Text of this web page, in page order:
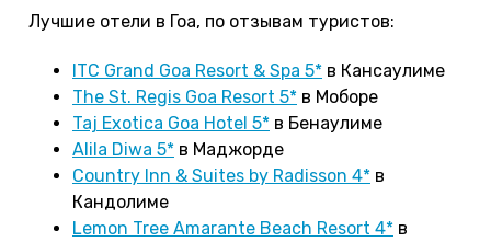
Лучшие отели в Гоа, по отзывам туристов:
ITC Grand Goa Resort & Spa 5* в Кансаулиме
The St. Regis Goa Resort 5* в Моборе
Taj Exotica Goa Hotel 5* в Бенаулиме
Alila Diwa 5* в Маджорде
Country Inn & Suites by Radisson 4* в
Кандолиме
Lemon Tree Amarante Beach Resort 4* в